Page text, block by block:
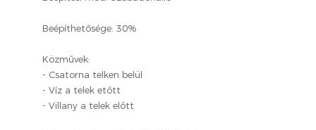
Beépíthetősége: 30%
Közművek:
- Csatorna telken belül
- Víz a telek etőtt
- Villany a telek előtt